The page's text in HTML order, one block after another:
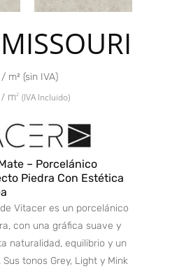
m² (sin IVA)
/ m2 (IVA Incluido)
– Porcelánico
Piedra Con Estética
Vitacer es un porcelánico
con una gráfica suave y
naturalidad, equilibrio y un
tonos Grey, Light y Mink